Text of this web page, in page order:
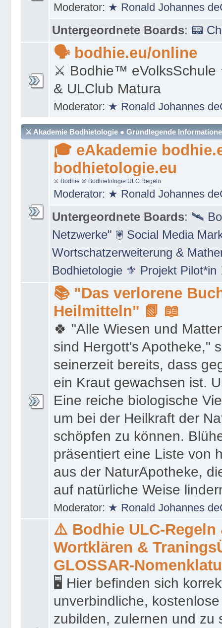
Moderator: ★ Ronald Johannes
Untergeordnete Boards: 📟
🗣 bodhie.eu/online
⚔ Bodhie™
& ULClub Matura
Moderator: ★ Ronald Johannes
⚔ Akademie Bodhietologie ● Grundlegende
🎓 eAkademie
bodhietologie.eu
⚔ Bodhie ⚔ Bodhietologie ULC Regeln
Moderator: ★ Ronald Johannes
Untergeordnete Boards: 🛰
Netzwerke" 🖲 Social Media
Wortschatzerweiterung &
Bodhietologie ⚜ Projekt
📚 "Das verlorene
Heilmitteln" 📗 📖
🍀 "Alle Wiesen und
sind Hergott's Apotheke,"
seinerzeit bereits, dass
ein Kraut gewachsen ist.
Eine reiche biologische
um bei der Heilkraft der
schöpfen zu können.
präsentiert eine Liste von
aus der NaturApotheke,
auf natürliche Weise
Moderator: ★ Ronald Johannes
⚠️ Bodhie ULC-Regeln
Wortklären &
GLOSSAR-
🖥 Hier befinden sich
unverbindliche,
zubilden, zulernen und zu